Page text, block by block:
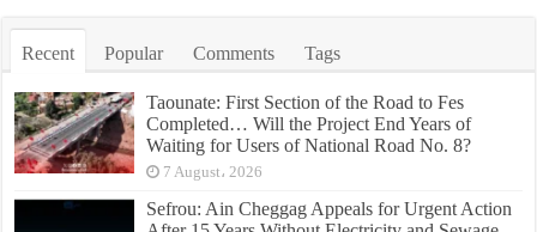
Recent Popular Comments Tags
Taounate: First Section of the Road to Fes
Completed… Will the Project End Years of
Waiting for Users of National Road No. 8?
7 August، 2026
Sefrou: Ain Cheggag Appeals for Urgent Action